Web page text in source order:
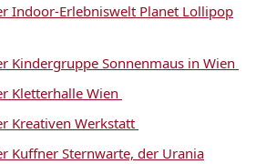
Indoor-Erlebniswelt Planet Lollipop
Kindergruppe Sonnenmaus in Wien
Kletterhalle Wien
Kreativen Werkstatt
Kuffner Sternwarte, der Urania